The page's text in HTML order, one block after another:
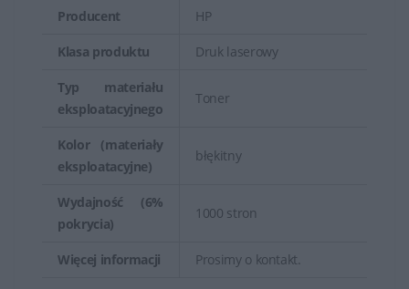
Producent HP
Klasa produktu Druk laserowy
Typ materiału
eksploatacyjnego
Toner
Kolor (materiały
eksploatacyjne)
błękitny
Wydajność (6%
pokrycia)
1000 stron
Więcej informacji Prosimy o kontakt.